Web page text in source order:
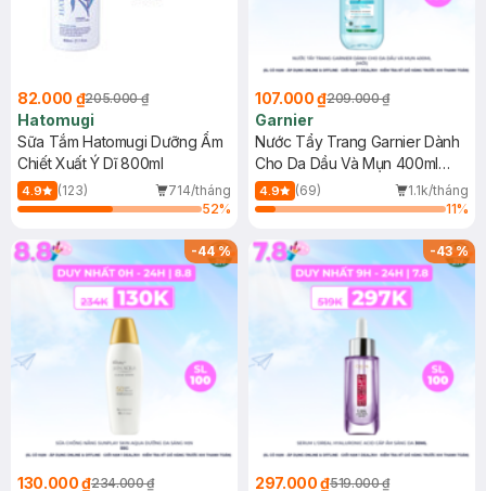
82.000 ₫205.000 ₫
Hatomugi
Sữa Tắm Hatomugi Dưỡng Ẩm
Chiết Xuất Ý Dĩ 800ml
4.9 (123)
714/tháng
52%
107.000 ₫209.000 ₫
Garnier
Nước Tẩy Trang Garnier Dành
Cho Da Dầu Và Mụn 400ml
(Mới)
4.9 (69)
1.1k/tháng
11%
-44%
130.000 ₫234.000 ₫
-43%
297.000 ₫519.000 ₫